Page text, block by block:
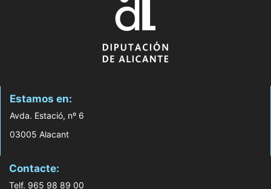
Estamos en:
Avda. Estació, nº 6
03005 Alacant
Contacte:
Telf. 965 98 89 00